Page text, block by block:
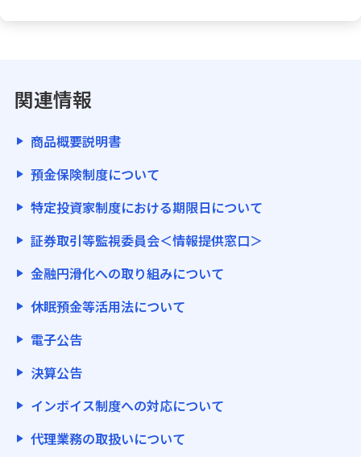
関連情報
商品概要説明書
預金保険制度について
特定投資家制度における期限日について
証券取引等監視委員会＜情報提供窓口＞
金融円滑化への取り組みについて
休眠預金等活用法について
電子公告
決算公告
インボイス制度への対応について
代理業務の取扱いについて